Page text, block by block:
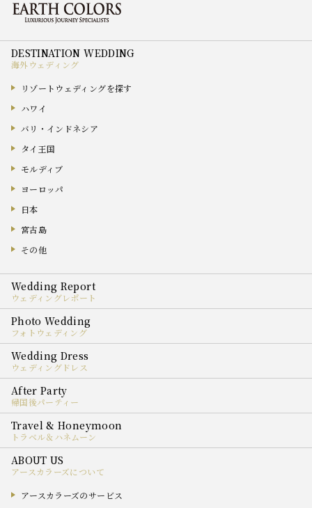
海外ウェディング
リゾートウェディングを探す
ハワイ
バリ・インドネシア
タイ王国
モルディブ
ヨーロッパ
日本
宮古島
その他
ウェディングレポート
フォトウェディング
ウェディングドレス
帰国後パーティー
トラベル＆ハネムーン
アースカラーズについて
アースカラーズのサービス